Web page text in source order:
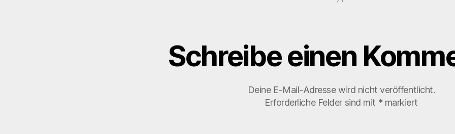
Schreibe einen
Deine E-Mail-Adresse wird nicht veröffentlicht.
Erforderliche Felder sind mit * markiert